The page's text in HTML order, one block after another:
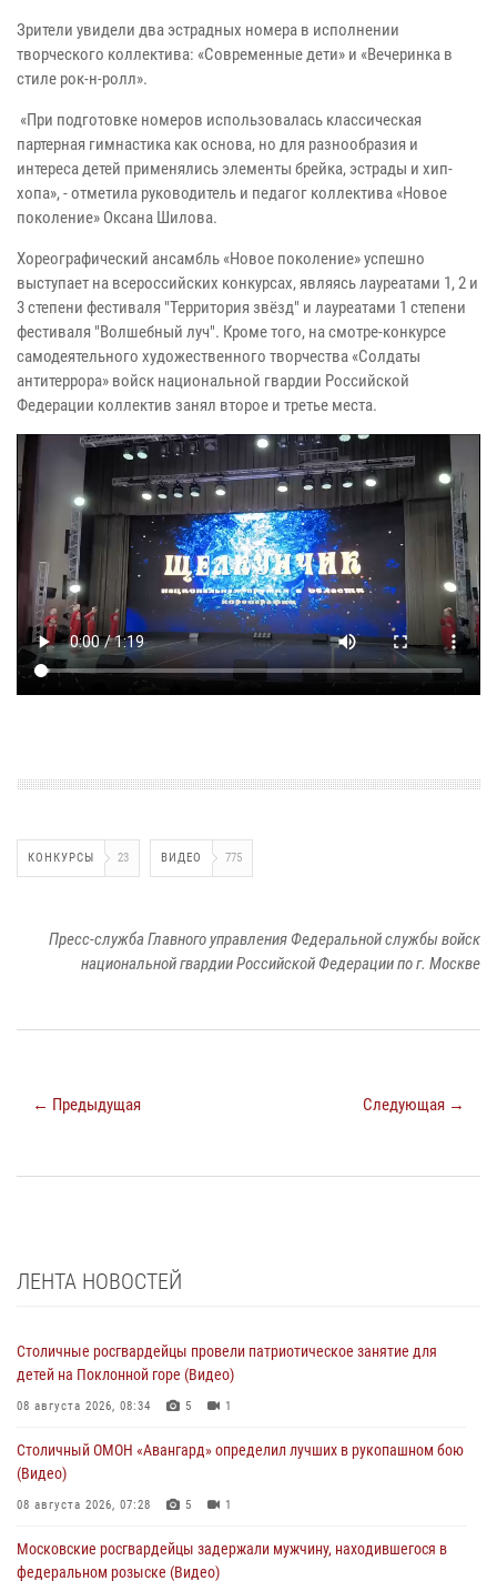
Зрители увидели два эстрадных номера в исполнении
творческого коллектива: «Современные дети» и «Вечеринка в
стиле рок-н-ролл».
«При подготовке номеров использовалась классическая
партерная гимнастика как основа, но для разнообразия и
интереса детей применялись элементы брейка, эстрады и хип-
хопа», - отметила руководитель и педагог коллектива «Новое
поколение» Оксана Шилова.
Хореографический ансамбль «Новое поколение» успешно
выступает на всероссийских конкурсах, являясь лауреатами 1, 2 и
3 степени фестиваля "Территория звёзд" и лауреатами 1 степени
фестиваля "Волшебный луч". Кроме того, на смотре-конкурсе
самодеятельного художественного творчества «Солдаты
антитеррора» войск национальной гвардии Российской
Федерации коллектив занял второе и третье места.
КОНКУРСЫ 23 ВИДЕО 775
Пресс-служба Главного управления Федеральной службы войск
национальной гвардии Российской Федерации по г. Москве
← Предыдущая Следующая →
ЛЕНТА НОВОСТЕЙ
Столичные росгвардейцы провели патриотическое занятие для
детей на Поклонной горе (Видео)
08 августа 2026, 08:34 5 1
Столичный ОМОН «Авангард» определил лучших в рукопашном бою
(Видео)
08 августа 2026, 07:28 5 1
Московские росгвардейцы задержали мужчину, находившегося в
федеральном розыске (Видео)